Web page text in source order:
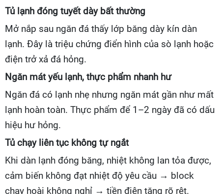
Tủ lạnh đóng tuyết dày bất thường
Mở nắp sau ngăn đá thấy lớp băng dày kín dàn
lạnh. Đây là triệu chứng điển hình của sò lạnh hoặc
điện trở xả đá hỏng.
Ngăn mát yếu lạnh, thực phẩm nhanh hư
Ngăn đá có lạnh nhẹ nhưng ngăn mát gần như mất
lạnh hoàn toàn. Thực phẩm để 1–2 ngày đã có dấu
hiệu hư hỏng.
Tủ chạy liên tục không tự ngắt
Khi dàn lạnh đóng băng, nhiệt không lan tỏa được,
cảm biến không đạt nhiệt độ yêu cầu → block
chạy hoài không nghỉ → tiền điện tăng rõ rệt.